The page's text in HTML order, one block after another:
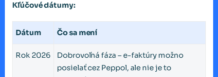
Kľúčové dátumy:
Dátum Čo sa mení
Rok 2026
Dobrovoľná fáza – e-faktúry možno
posielať cez Peppol, ale nie je to